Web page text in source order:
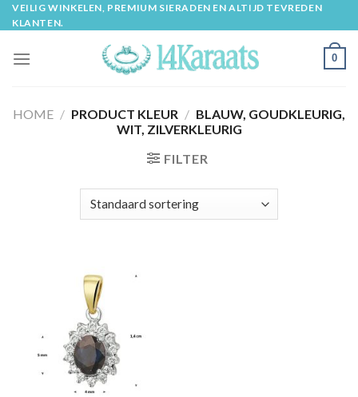
Skip
to
VEILIG WINKELEN, PREMIUM SIERADEN EN ALTIJD TEVREDEN
KLANTEN.
0
HOME / PRODUCT KLEUR / BLAUW, GOUDKLEURIG,
WIT, ZILVERKLEURIG
FILTER